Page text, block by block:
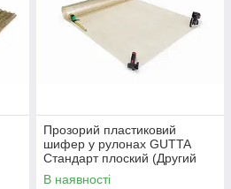
Прозорий пластиковий
шифер у рулонах GUTTA
Стандарт плоский (Другий
сорт)
В наявності